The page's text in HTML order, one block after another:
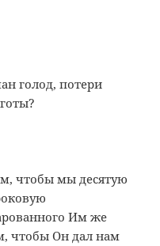
голод, потери
чтобы мы десятую
Им же
чтобы Он дал нам